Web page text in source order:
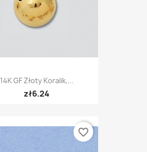
14K GF Złoty Koralik,...
zł6.24
favorite_border